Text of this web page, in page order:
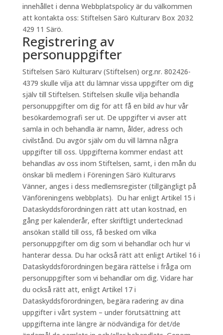
innehållet i denna Webbplatspolicy är du välkommen
att kontakta oss: Stiftelsen Särö Kulturarv Box 2032
429 11 Särö.
Registrering av
personuppgifter
Stiftelsen Särö Kulturarv (Stiftelsen) org.nr. 802426-
4379 skulle vilja att du lämnar vissa uppgifter om dig
själv till Stiftelsen. Stiftelsen skulle vilja behandla
personuppgifter om dig för att få en bild av hur vår
besökardemografi ser ut. De uppgifter vi avser att
samla in och behandla är namn, ålder, adress och
civilstånd. Du avgör själv om du vill lämna några
uppgifter till oss. Uppgifterna kommer endast att
behandlas av oss inom Stiftelsen, samt, i den mån du
önskar bli medlem i Föreningen Särö Kulturarvs
Vänner, anges i dess medlemsregister (tillgängligt på
Vänföreningens webbplats). Du har enligt Artikel 15 i
Dataskyddsförordningen rätt att utan kostnad, en
gång per kalenderår, efter skriftligt undertecknad
ansökan ställd till oss, få besked om vilka
personuppgifter om dig som vi behandlar och hur vi
hanterar dessa. Du har också rätt att enligt Artikel 16 i
Dataskyddsförordningen begära rättelse i fråga om
personuppgifter som vi behandlar om dig. Vidare har
du också rätt att, enligt Artikel 17 i
Dataskyddsförordningen, begära radering av dina
uppgifter i vårt system – under förutsättning att
uppgifterna inte längre är nödvändiga för det/de